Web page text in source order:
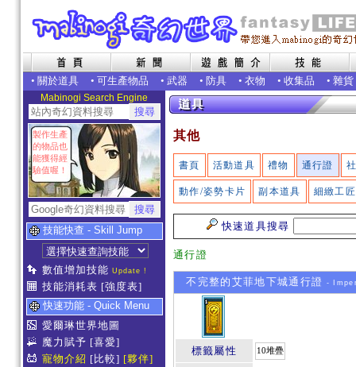
• 關於道具 • 可生產物品 • 武器 • 防具 • 衣物 • 收集品 • 雜貨
Mabinogi Search Engine
製作生產
的物品也
能獲得經
驗值喔！
技能快查 - Skill Jump
數值增加技能 Update !
技能消耗表 [強度表]
快速功能 - Quick Menu
愛爾琳世界地圖
魔力賦予 [喜愛]
寵物介紹 [比較] [夥伴]
其他
書頁 活動道具 禮物 通行證
動作/姿勢卡片 副本道具 細緻工
快速道具搜尋
通行證
不完整的艾菲地下城通行證 -
標籤屬性 10堆疊